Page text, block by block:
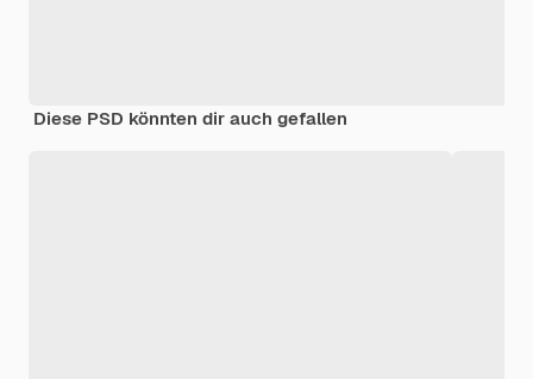
Diese PSD könnten dir auch gefallen